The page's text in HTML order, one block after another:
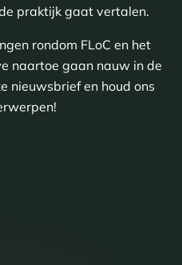
praktijk gaat vertalen.
rondom FLoC en het
naartoe gaan nauw in de
nieuwsbrief en houd ons